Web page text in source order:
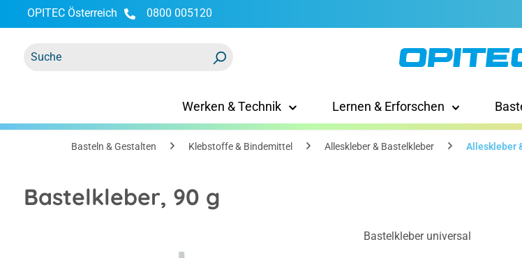
Zur Hauptnavigation springen
OPITEC Österreich 0800 005120
Werken & Technik Lernen & Erforschen
Basteln & Gestalten Klebstoffe & Bindemittel Alleskleber & Bastelkleber Alleskleber
Bastelkleber, 90 g
Bastelkleber universal